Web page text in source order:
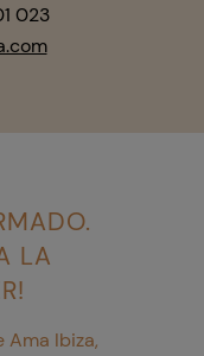
023
LA
Ama Ibiza,